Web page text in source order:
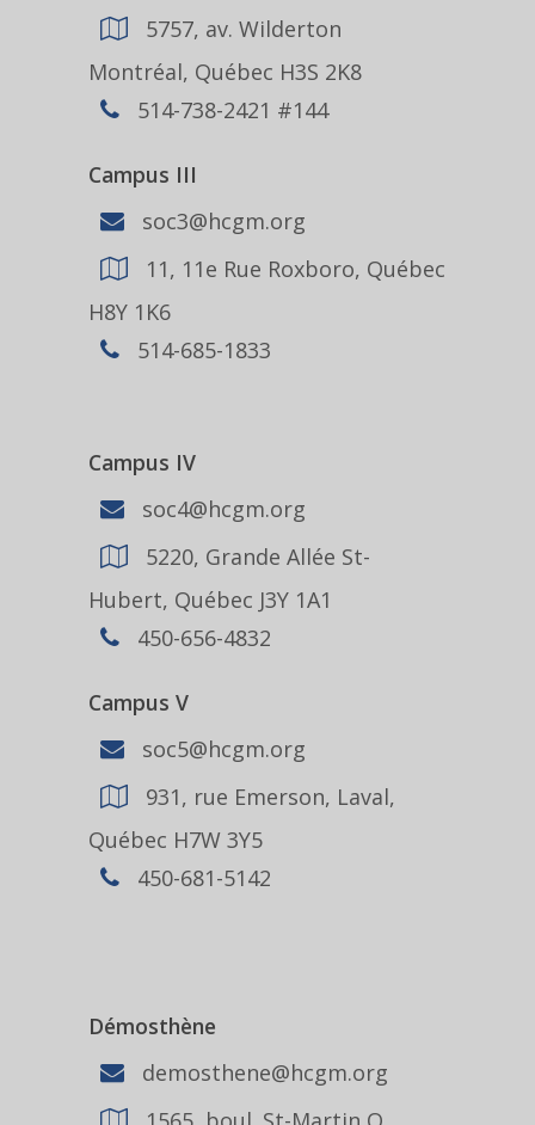
5757, av. Wilderton
Montréal, Québec H3S 2K8
514-738-2421 #144
Campus III
soc3@hcgm.org
11, 11e Rue Roxboro, Québec
H8Y 1K6
514-685-1833
Campus IV
soc4@hcgm.org
5220, Grande Allée St-
Hubert, Québec J3Y 1A1
450-656-4832
Campus V
soc5@hcgm.org
931, rue Emerson, Laval,
Québec H7W 3Y5
450-681-5142
Démosthène
demosthene@hcgm.org